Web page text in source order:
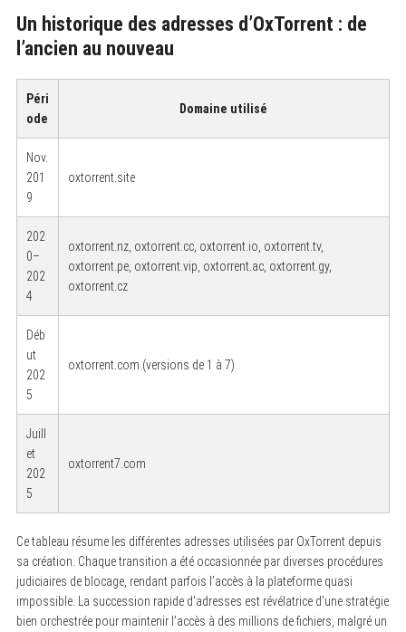
Un historique des adresses d’OxTorrent : de
l’ancien au nouveau
Péri
ode
Domaine utilisé
Nov.
201
9
oxtorrent.site
202
0–
202
4
oxtorrent.nz, oxtorrent.cc, oxtorrent.io, oxtorrent.tv,
oxtorrent.pe, oxtorrent.vip, oxtorrent.ac, oxtorrent.gy,
oxtorrent.cz
Déb
ut
202
5
oxtorrent.com (versions de 1 à 7)
Juill
et
202
5
oxtorrent7.com
Ce tableau résume les différentes adresses utilisées par OxTorrent depuis
sa création. Chaque transition a été occasionnée par diverses procédures
judiciaires de blocage, rendant parfois l’accès à la plateforme quasi
impossible. La succession rapide d’adresses est révélatrice d’une stratégie
bien orchestrée pour maintenir l’accès à des millions de fichiers, malgré un